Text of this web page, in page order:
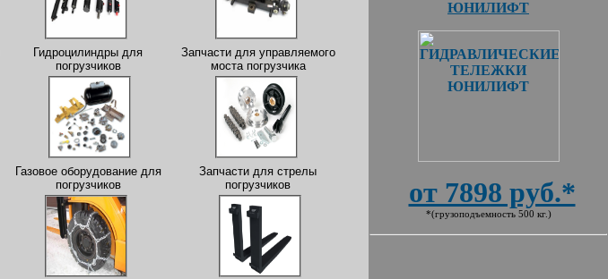
Гидроцилиндры для
погрузчиков
Запчасти для управляемого
моста погрузчика
Газовое оборудование для
погрузчиков
Запчасти для стрелы
погрузчиков
ЮНИЛИФТ
от 7898 руб.*
*(грузоподъемность 500 кг.)